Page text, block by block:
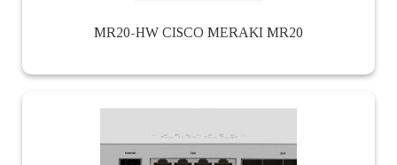
MR20-HW CISCO MERAKI MR20